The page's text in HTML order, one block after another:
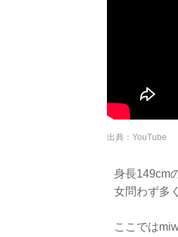
出典：YouTube
身長149cm
女問わず多
ここでは